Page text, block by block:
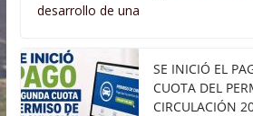
desarrollo de una
SE INICIÓ EL
CUOTA DEL
CIRCULACIÓN